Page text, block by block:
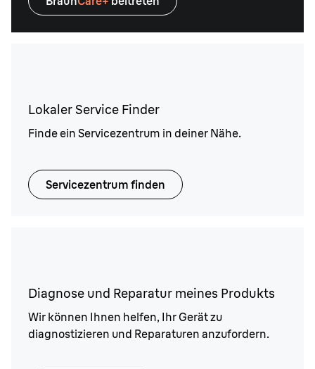
Lokaler Service Finder
Finde ein Servicezentrum in deiner Nähe.
Servicezentrum finden
Diagnose und Reparatur meines Produkts
Wir können Ihnen helfen, Ihr Gerät zu
diagnostizieren und Reparaturen anzufordern.